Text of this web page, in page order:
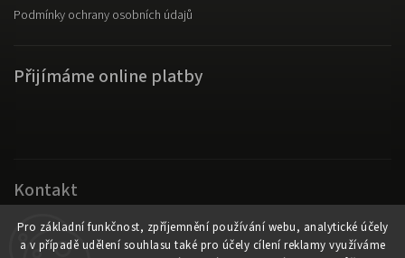
Pro základní funkčnost, zpříjemnění používání webu, analytické účely
a v případě udělení souhlasu také pro účely cílení reklamy využíváme
Podmínky ochrany osobních údajů
Přijímáme online platby
Kontakt
Original Fanswear